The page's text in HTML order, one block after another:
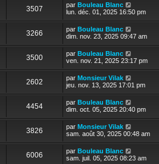
3507 par Bouleau Blanc
lun. déc. 01, 2025 16:50 pm
3266 par Bouleau Blanc
dim. nov. 23, 2025 09:47 am
3500 par Bouleau Blanc
ven. nov. 21, 2025 23:17 pm
2602 par Monsieur Vilak
jeu. nov. 13, 2025 17:01 pm
4454 par Bouleau Blanc
dim. oct. 05, 2025 20:40 pm
3826 par Monsieur Vilak
sam. août 30, 2025 00:48 am
6006 par Bouleau Blanc
sam. juil. 05, 2025 08:23 am